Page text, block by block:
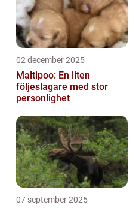
02 december 2025
Maltipoo: En liten
följeslagare med stor
personlighet
07 september 2025